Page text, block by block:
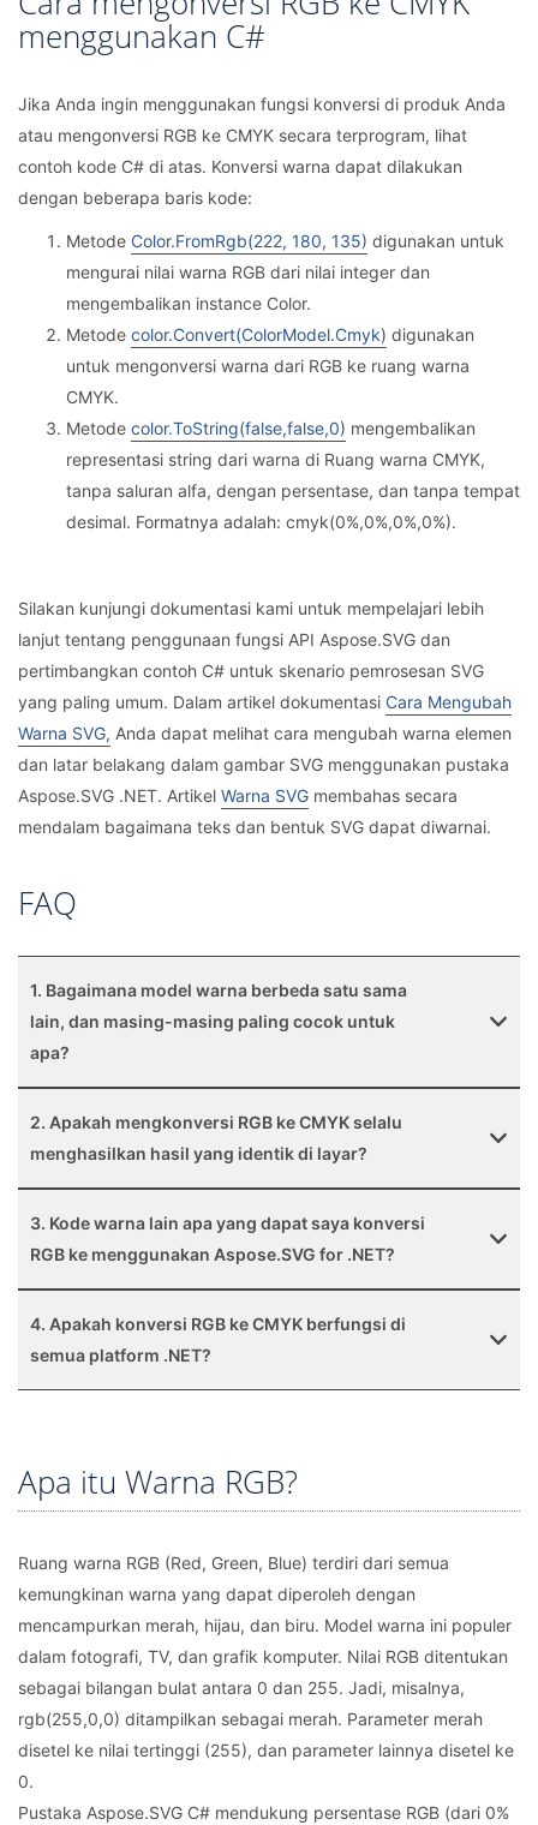
menggunakan C#
Jika Anda ingin menggunakan fungsi konversi di produk Anda
atau mengonversi RGB ke CMYK secara terprogram, lihat
contoh kode C# di atas. Konversi warna dapat dilakukan
dengan beberapa baris kode:
Metode Color.FromRgb(222, 180, 135) digunakan untuk
mengurai nilai warna RGB dari nilai integer dan
mengembalikan instance Color.
Metode color.Convert(ColorModel.Cmyk) digunakan
untuk mengonversi warna dari RGB ke ruang warna
CMYK.
Metode color.ToString(false,false,0) mengembalikan
representasi string dari warna di Ruang warna CMYK,
tanpa saluran alfa, dengan persentase, dan tanpa tempat
desimal. Formatnya adalah: cmyk(0%,0%,0%,0%).
Silakan kunjungi dokumentasi kami untuk mempelajari lebih
lanjut tentang penggunaan fungsi API Aspose.SVG dan
pertimbangkan contoh C# untuk skenario pemrosesan SVG
yang paling umum. Dalam artikel dokumentasi Cara Mengubah
Warna SVG, Anda dapat melihat cara mengubah warna elemen
dan latar belakang dalam gambar SVG menggunakan pustaka
Aspose.SVG .NET. Artikel Warna SVG membahas secara
mendalam bagaimana teks dan bentuk SVG dapat diwarnai.
FAQ
1. Bagaimana model warna berbeda satu sama
lain, dan masing-masing paling cocok untuk
apa?
2. Apakah mengkonversi RGB ke CMYK selalu
menghasilkan hasil yang identik di layar?
3. Kode warna lain apa yang dapat saya konversi
RGB ke menggunakan Aspose.SVG for .NET?
4. Apakah konversi RGB ke CMYK berfungsi di
semua platform .NET?
Apa itu Warna RGB?
Ruang warna RGB (Red, Green, Blue) terdiri dari semua
kemungkinan warna yang dapat diperoleh dengan
mencampurkan merah, hijau, dan biru. Model warna ini populer
dalam fotografi, TV, dan grafik komputer. Nilai RGB ditentukan
sebagai bilangan bulat antara 0 dan 255. Jadi, misalnya,
rgb(255,0,0) ditampilkan sebagai merah. Parameter merah
disetel ke nilai tertinggi (255), dan parameter lainnya disetel ke
0.
Pustaka Aspose.SVG C# mendukung persentase RGB (dari 0%